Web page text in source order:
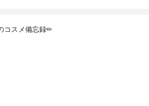
コスメ備忘録✏︎